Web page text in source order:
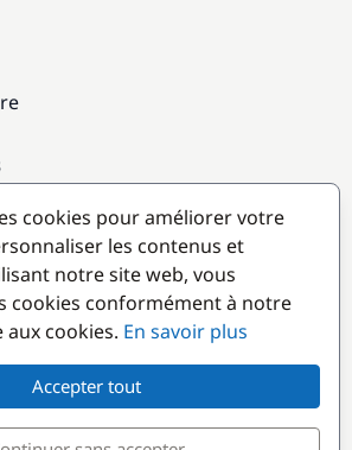
cookies pour améliorer votre
les contenus et
notre site web, vous
cookies conformément à notre
cookies. En savoir plus
Accepter tout